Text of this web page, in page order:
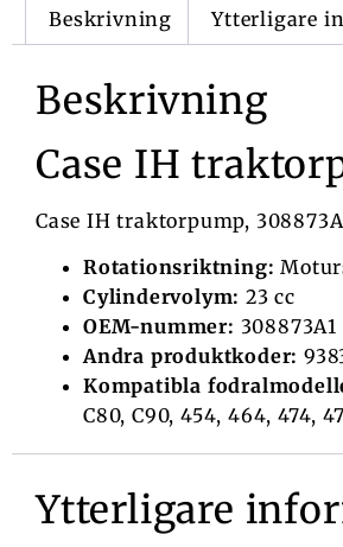
Beskrivning Ytterligare
Beskrivning
Case IH
Case IH traktorpump,
Rotationsriktning:
Cylindervolym: 23 cc
OEM-nummer: 308873A1
Andra produktkoder:
Kompatibla
C80, C90, 454, 464, 474,
Ytterligare